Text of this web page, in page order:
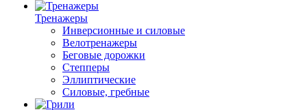
Тренажеры
Инверсионные и силовые
Велотренажеры
Беговые дорожки
Степперы
Эллиптические
Силовые, гребные